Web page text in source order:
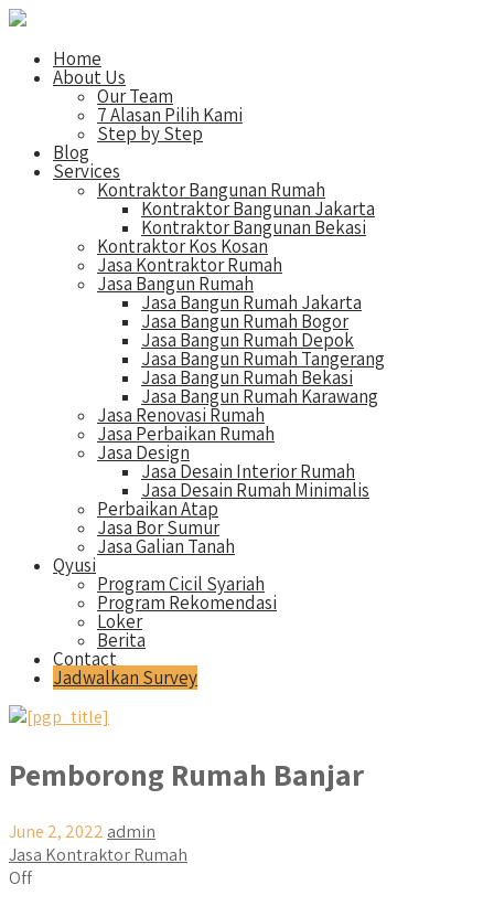
Home
About Us
Our Team
7 Alasan Pilih Kami
Step by Step
Blog
Services
Kontraktor Bangunan Rumah
Kontraktor Bangunan Jakarta
Kontraktor Bangunan Bekasi
Kontraktor Kos Kosan
Jasa Kontraktor Rumah
Jasa Bangun Rumah
Jasa Bangun Rumah Jakarta
Jasa Bangun Rumah Bogor
Jasa Bangun Rumah Depok
Jasa Bangun Rumah Tangerang
Jasa Bangun Rumah Bekasi
Jasa Bangun Rumah Karawang
Jasa Renovasi Rumah
Jasa Perbaikan Rumah
Jasa Design
Jasa Desain Interior Rumah
Jasa Desain Rumah Minimalis
Perbaikan Atap
Jasa Bor Sumur
Jasa Galian Tanah
Qyusi
Program Cicil Syariah
Program Rekomendasi
Loker
Berita
Contact
Jadwalkan Survey
Pemborong Rumah Banjar
June 2, 2022 admin
Jasa Kontraktor Rumah
Off